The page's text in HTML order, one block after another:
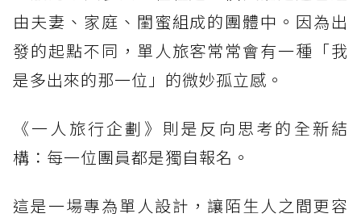
由夫妻、家庭、閨蜜組成的團體中。因為出
發的起點不同，單人旅客常常會有一種「我
是多出來的那一位」的微妙孤立感。
《一人旅行企劃》則是反向思考的全新結
構：每一位團員都是獨自報名。
這是一場專為單人設計，讓陌生人之間更容